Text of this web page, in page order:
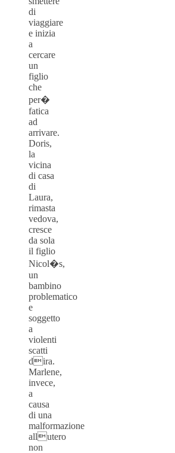
di
viaggiare
e inizia
a
cercare
un
figlio
che
per�
fatica
ad
arrivare.
Doris,
la
vicina
di casa
di
Laura,
rimasta
vedova,
cresce
da sola
il figlio
Nicol�s,
un
bambino
problematico
e
soggetto
a
violenti
scatti
dira.
Marlene,
invece,
a
causa
di una
malformazione
allutero
non